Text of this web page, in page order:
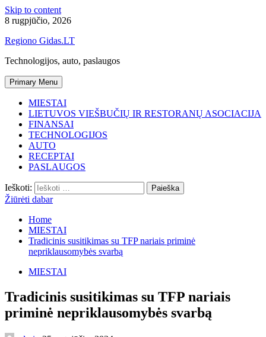
Skip to content
8 rugpjūčio, 2026
Regiono Gidas.LT
Technologijos, auto, paslaugos
Primary Menu
MIESTAI
LIETUVOS VIEŠBUČIŲ IR RESTORANŲ ASOCIACIJA
FINANSAI
TECHNOLOGIJOS
AUTO
RECEPTAI
PASLAUGOS
Ieškoti:
Žiūrėti dabar
Home
MIESTAI
Tradicinis susitikimas su TFP nariais priminė
nepriklausomybės svarbą
MIESTAI
Tradicinis susitikimas su TFP nariais
priminė nepriklausomybės svarbą